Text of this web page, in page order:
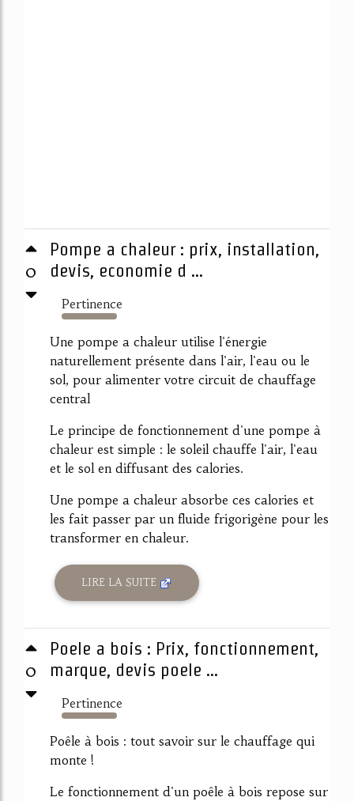
0
Pompe a chaleur : prix, installation,
devis, economie d ...
Pertinence
4241%
Une pompe a chaleur utilise l'énergie
naturellement présente dans l'air, l'eau ou le
sol, pour alimenter votre circuit de chauffage
central
Le principe de fonctionnement d'une pompe à
chaleur est simple : le soleil chauffe l'air, l'eau
et le sol en diffusant des calories.
Une pompe a chaleur absorbe ces calories et
les fait passer par un fluide frigorigène pour les
transformer en chaleur.
LIRE LA SUITE
0
Poele a bois : Prix, fonctionnement,
marque, devis poele ...
Pertinence
3528%
Poêle à bois : tout savoir sur le chauffage qui
monte !
Le fonctionnement d'un poêle à bois repose sur